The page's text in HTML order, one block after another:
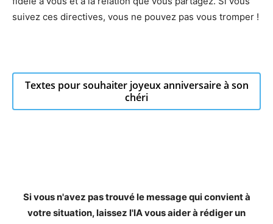
suivez ces directives, vous ne pouvez pas vous tromper !
Textes pour souhaiter joyeux anniversaire à son
chéri
Si vous n'avez pas trouvé le message qui convient à
votre situation, laissez l'IA vous aider à rédiger un